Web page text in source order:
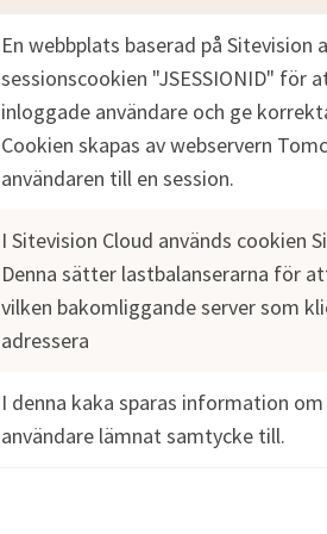
En webbplats baserad på Sitevision
sessionscookien "JSESSIONID" för
inloggade användare och ge
Cookien skapas av webservern
användaren till en session.
I Sitevision Cloud används cookien
Denna sätter lastbalanserarna för
vilken bakomliggande server som
adressera
I denna kaka sparas information
användare lämnat samtycke till.